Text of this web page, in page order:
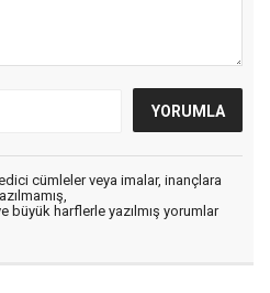
cümleler veya imalar, inançlara
büyük harflerle yazılmış yorumlar